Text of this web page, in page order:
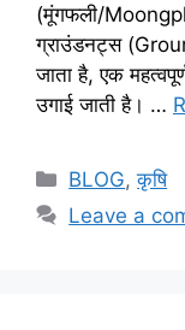
(मूंगफली/
ग्राउंडनट्स
जाता है, एक
उगाई जाती है। …
BLOG,कृषि
Leave a